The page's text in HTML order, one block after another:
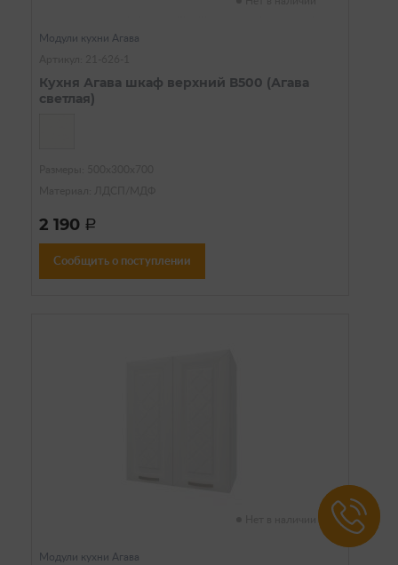
Модули кухни Агава
Кухня Агава шкаф верхний В500 (Агава
светлая)
2 190 a
Сообщить о поступлении
Модули кухни Агава